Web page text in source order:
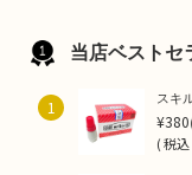
当店ベストセ
1 スキ
¥380
(税込